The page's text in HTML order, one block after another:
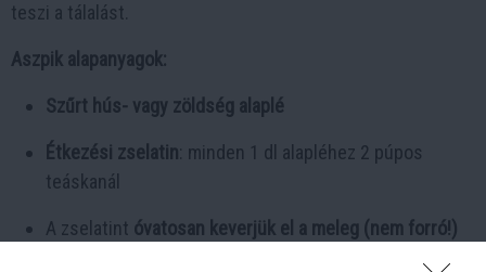
teszi a tálalást.
Aszpik alapanyagok:
Szűrt hús- vagy zöldség alaplé
Étkezési zselatin : minden 1 dl alapléhez 2 púpos
teáskanál
A zselatint óvatosan keverjük el a meleg (nem forró!)
, majd öntsük a felszeletelt húsra, és hagyjuk